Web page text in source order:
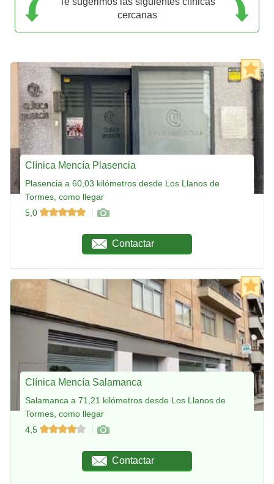
cercanas
Clínica Mencía Plasencia
Plasencia a 60,03 kilómetros desde Los Llanos de
Tormes, como llegar
5,0
Contactar
Clínica Mencía Salamanca
Salamanca a 71,21 kilómetros desde Los Llanos de
Tormes, como llegar
4,5
Contactar